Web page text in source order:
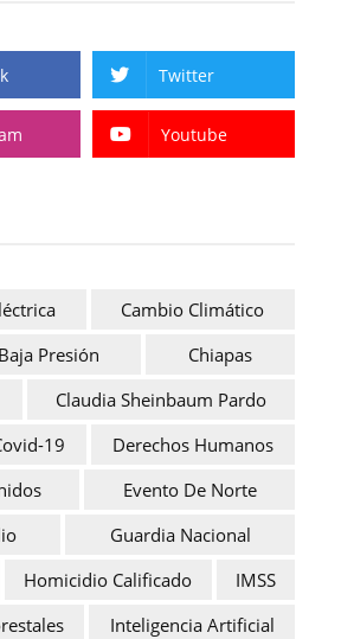
Twitter
Youtube
Cambio Climático
Presión
Chiapas
Claudia Sheinbaum Pardo
19
Derechos Humanos
Evento De Norte
Guardia Nacional
Homicidio Calificado
IMSS
Inteligencia Artificial